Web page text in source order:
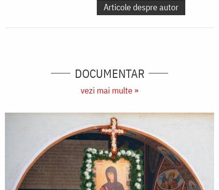
Articole despre autor
DOCUMENTAR
vezi mai multe »